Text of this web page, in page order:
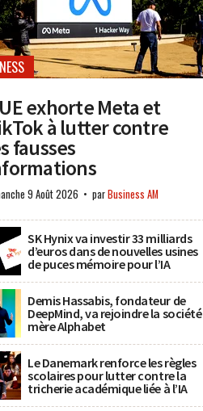
exhorte Meta et
à lutter contre
fausses
9 Août 2026 parBusiness AM
SK Hynix va investir 33 milliards
d’euros dans de nouvelles usines
de puces mémoire pour l’IA
Demis Hassabis, fondateur de
DeepMind, va rejoindre la société
mère Alphabet
Le Danemark renforce les règles
scolaires pour lutter contre la
tricherie académique liée à l’IA